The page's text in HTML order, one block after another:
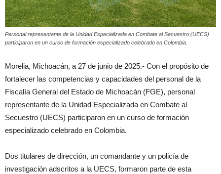
Personal representante de la Unidad Especializada en Combate al Secuestro (UECS)
participaron en un curso de formación especializado celebrado en Colombia.
Morelia, Michoacán, a 27 de junio de 2025.- Con el propósito de
fortalecer las competencias y capacidades del personal de la
Fiscalía General del Estado de Michoacán (FGE), personal
representante de la Unidad Especializada en Combate al
Secuestro (UECS) participaron en un curso de formación
especializado celebrado en Colombia.
Dos titulares de dirección, un comandante y un policía de
investigación adscritos a la UECS, formaron parte de esta